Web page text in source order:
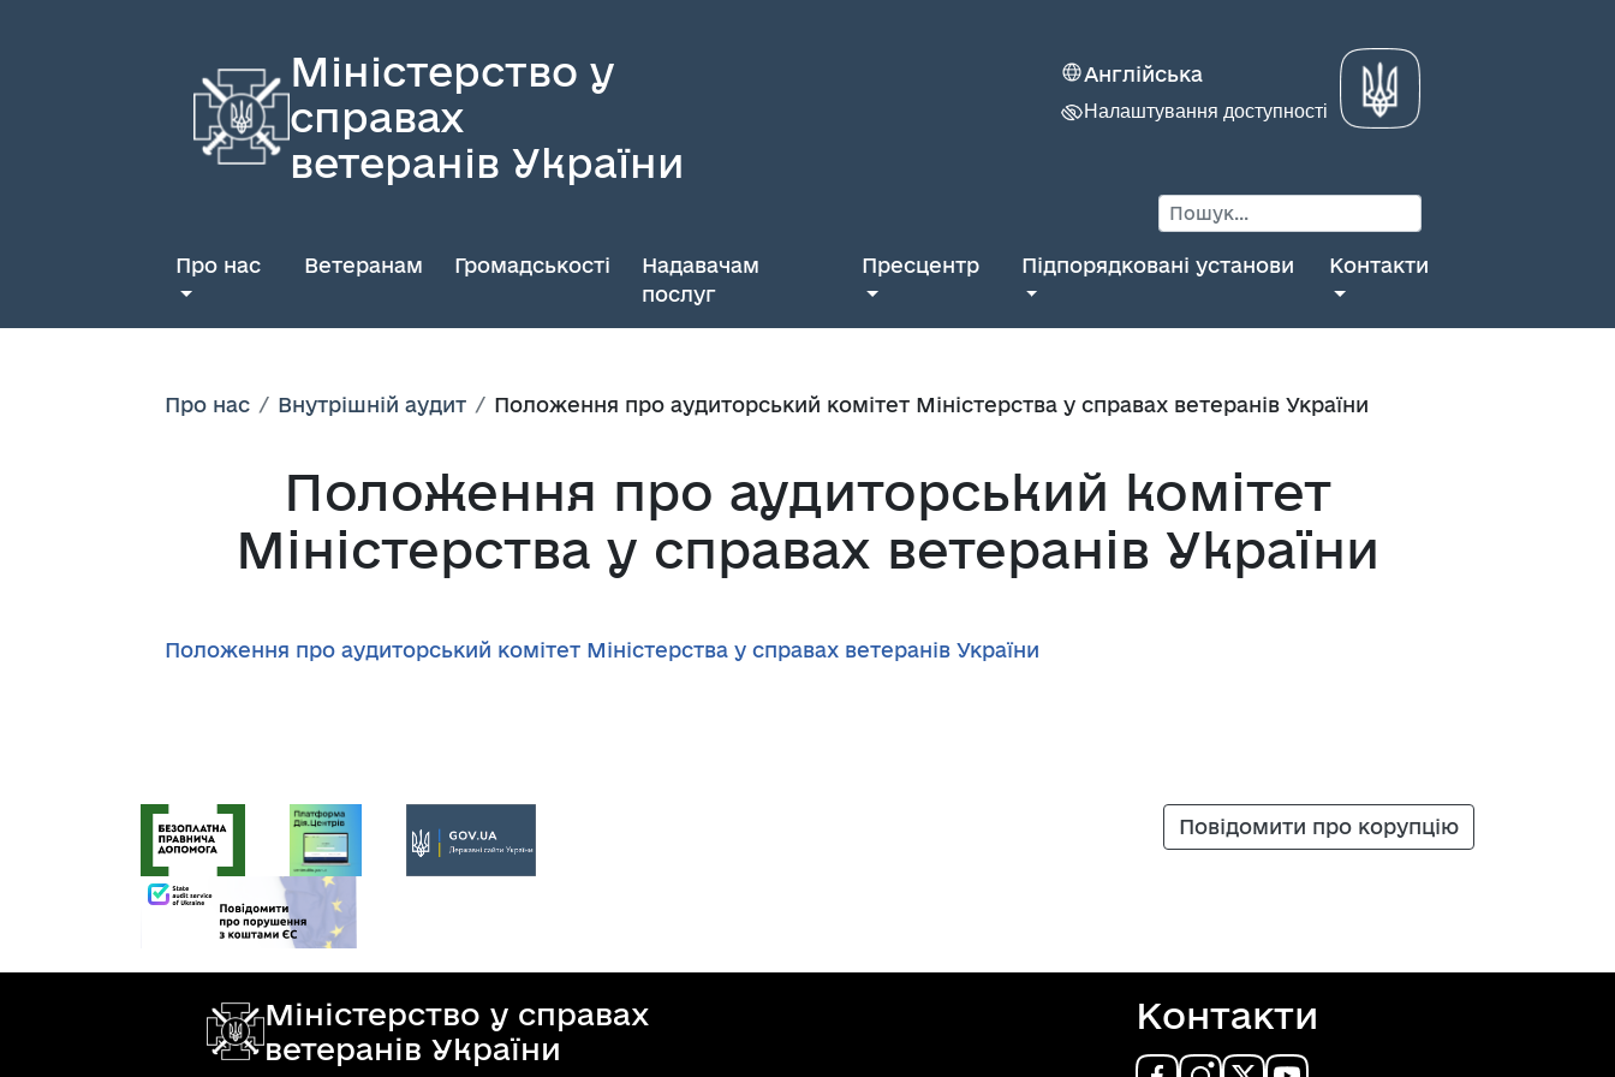
Міністерство у
справах
ветеранів України
Англійська
Налаштування доступності
Про нас Ветеранам Громадськості
Надавачам
послуг
Пресцентр Підпорядковані установи Контакти
Про нас Внутрішній аудит Положення про аудиторський комітет Міністерства у справах ветеранів України
Положення про аудиторський комітет
Міністерства у справах ветеранів України
Положення про аудиторський комітет Міністерства у справах ветеранів України
Повідомити про корупцію
Міністерство у справах
ветеранів України
Контакти